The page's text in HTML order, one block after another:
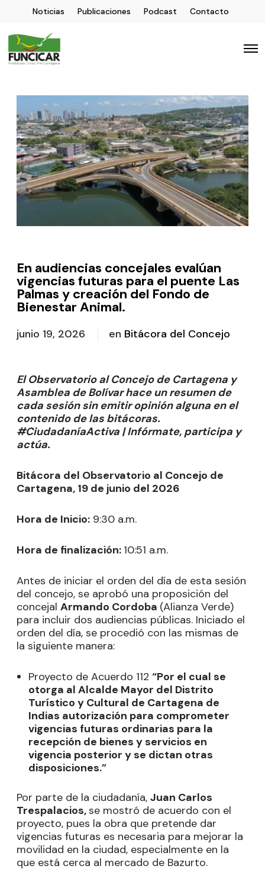
Noticias Publicaciones Podcast Contacto
En audiencias concejales evalúan
vigencias futuras para el puente Las
Palmas y creación del Fondo de
Bienestar Animal.
junio 19, 2026 en Bitácora del Concejo
El Observatorio al Concejo de Cartagena y
Asamblea de Bolívar hace un resumen de
cada sesión sin emitir opinión alguna en el
contenido de las bitácoras.
#CiudadaníaActiva | Infórmate, participa y
actúa.
Bitácora del Observatorio al Concejo de
Cartagena, 19 de junio del 2026
Hora de Inicio: 9:30 a.m.
Hora de finalización: 10:51 a.m.
Antes de iniciar el orden del día de esta sesión
del concejo, se aprobó una proposición del
concejal Armando Cordoba (Alianza Verde)
para incluir dos audiencias públicas. Iniciado el
orden del día, se procedió con las mismas de
la siguiente manera:
Proyecto de Acuerdo 112 “Por el cual se
otorga al Alcalde Mayor del Distrito
Turístico y Cultural de Cartagena de
Indias autorización para comprometer
vigencias futuras ordinarias para la
recepción de bienes y servicios en
vigencia posterior y se dictan otras
disposiciones.”
Por parte de la ciudadanía, Juan Carlos
Trespalacios,se mostró de acuerdo con el
proyecto, pues la obra que pretende dar
vigencias futuras es necesaria para mejorar la
movilidad en la ciudad, especialmente en la
que está cerca al mercado de Bazurto.